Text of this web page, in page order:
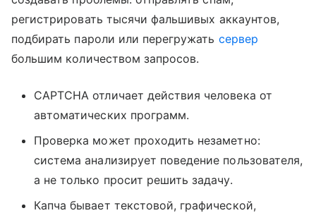
регистрировать тысячи фальшивых аккаунтов,
подбирать пароли или перегружать сервер
большим количеством запросов.
CAPTCHA отличает действия человека от
автоматических программ.
Проверка может проходить незаметно:
система анализирует поведение пользователя,
а не только просит решить задачу.
Капча бывает текстовой, графической,